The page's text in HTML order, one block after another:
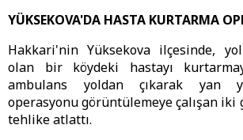
YÜKSEKOVA'DA HASTA KURTARMA
Hakkari'nin Yüksekova ilçesinde,
olan bir köydeki hastayı
ambulans yoldan çıkarak yan
operasyonu görüntülemeye çalışan iki
tehlike atlattı.